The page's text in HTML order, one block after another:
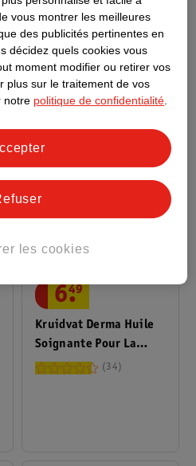
Kruidvat Derma Crème
Cicatrices Apaisante
Kruidvat Derma Huile
Soignante Pour La
Peau
6.
49
34
vous montrer les meilleures
des publicités pertinentes en
décidez quels cookies vous
moment modifier ou retirer vos
plus sur le traitement de vos
notre politique de confidentialité.
les cookies